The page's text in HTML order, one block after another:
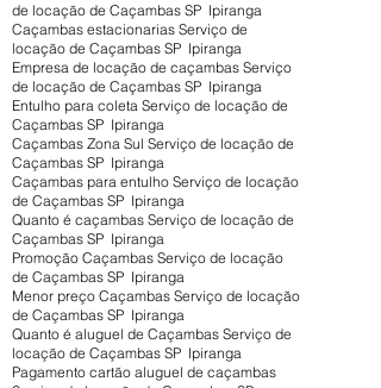
de locação de Caçambas SP Ipiranga
Caçambas estacionarias Serviço de
locação de Caçambas SP Ipiranga
Empresa de locação de caçambas Serviço
de locação de Caçambas SP Ipiranga
Entulho para coleta Serviço de locação de
Caçambas SP Ipiranga
Caçambas Zona Sul Serviço de locação de
Caçambas SP Ipiranga
Caçambas para entulho Serviço de locação
de Caçambas SP Ipiranga
Quanto é caçambas Serviço de locação de
Caçambas SP Ipiranga
Promoção Caçambas Serviço de locação
de Caçambas SP Ipiranga
Menor preço Caçambas Serviço de locação
de Caçambas SP Ipiranga
Quanto é aluguel de Caçambas Serviço de
locação de Caçambas SP Ipiranga
Pagamento cartão aluguel de caçambas